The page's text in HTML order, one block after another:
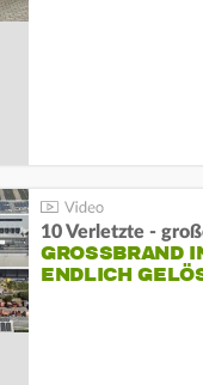
10 Verletzte -
GROSSBRAND
NDLICH